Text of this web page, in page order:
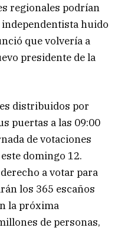
regionales podrían
huido
que volvería a
presidente de la
distribuidos por
puertas a las 09:00
de votaciones
domingo 12.
a votar para
los 365 escaños
la próxima
de personas,